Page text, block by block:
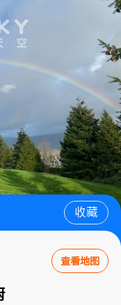
收藏
查看地图